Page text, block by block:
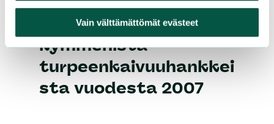
Vain välttämättömät evästeet
valittanut
kymmenistä
turpeenkaivuuhankkei
sta vuodesta 2007